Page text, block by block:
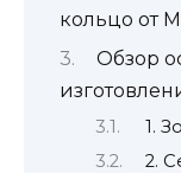
кольцо от
Обзор
1.
2.